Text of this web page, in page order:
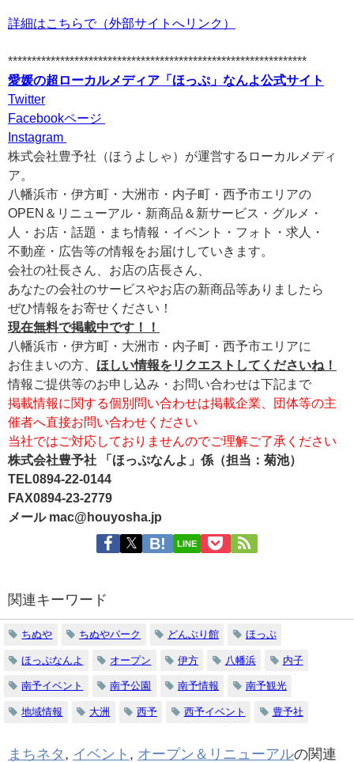
詳細はこちらで（外部サイトへリンク）
***************************************************************
愛媛の超ローカルメディア「ほっぷ」なんよ公式サイト
Twitter
Facebookページ
Instagram
株式会社豊予社（ほうよしゃ）が運営するローカルメディ
ア。
八幡浜市・伊方町・大洲市・内子町・西予市エリアの
OPEN＆リニューアル・新商品＆新サービス・グルメ・
人・お店・話題・まち情報・イベント・フォト・求人・
不動産・広告等の情報をお届けしていきます。
会社の社長さん、お店の店長さん、
あなたの会社のサービスやお店の新商品等ありましたら
ぜひ情報をお寄せください！
現在無料で掲載中です！！
八幡浜市・伊方町・大洲市・内子町・西予市エリアに
お住まいの方、 ほしい情報をリクエストしてくださいね！
情報ご提供等のお申し込み・お問い合わせは下記まで
掲載情報に関する個別問い合わせは掲載企業、団体等の主
催者へ直接お問い合わせください
当社ではご対応しておりませんのでご理解ご了承ください
株式会社豊予社 「ほっぷなんよ」係（担当：菊池）
TEL0894-22-0144
FAX0894-23-2779
メール mac@houyosha.jp
LINE
関連キーワード
ちぬや ちぬやパーク どんぶり館 ほっぷ
ほっぷなんよ オープン 伊方 八幡浜 内子
南予イベント 南予公園 南予情報 南予観光
地域情報 大洲 西予 西予イベント 豊予社
まちネタ , イベント , オープン＆リニューアルの関連